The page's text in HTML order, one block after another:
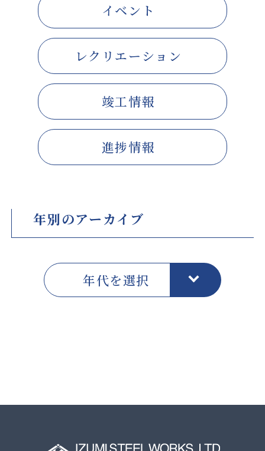
イベント
レクリエーション
竣工情報
進捗情報
年別のアーカイブ
年代を選択